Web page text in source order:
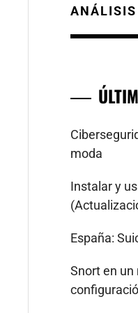
ANÁLISIS
moda
Instalar y
España:
Snort en un